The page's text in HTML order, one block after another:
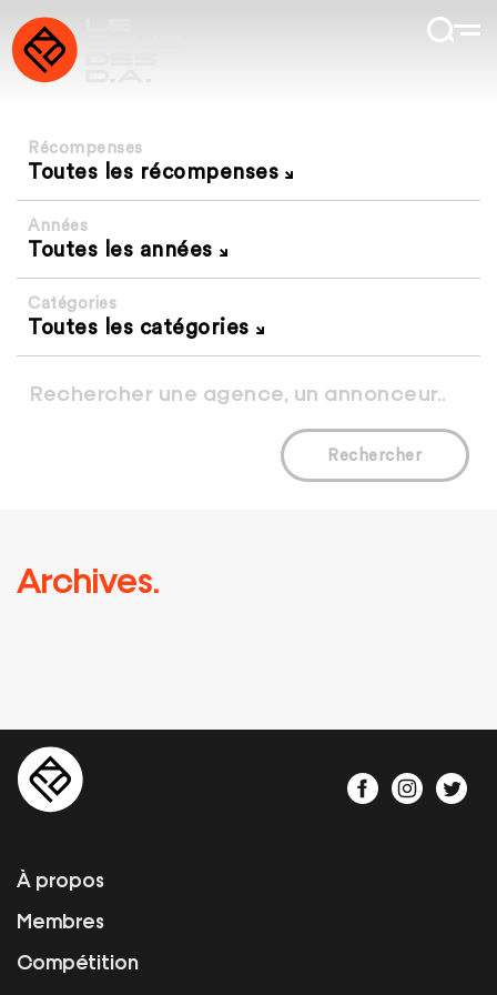
Récompenses
Toutes les récompenses
Années
Toutes les années
Catégories
Toutes les catégories
Rechercher
Archives.
À propos
Membres
Compétition